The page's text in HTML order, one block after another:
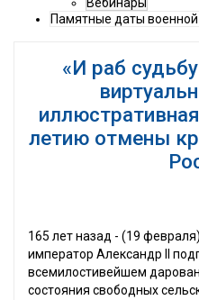
Вебинары
Памятные даты военной
«И раб
летию отмены
165 лет назад - (19
император Александр II
всемилостивейшем
состояния свободных